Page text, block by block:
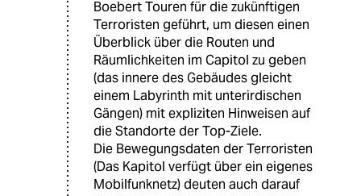
Boebert Touren für die zukünftigen
Terroristen geführt, um diesen einen
Überblick über die Routen und
Räumlichkeiten im Capitol zu geben
(das innere des Gebäudes gleicht
einem Labyrinth mit unterirdischen
Gängen) mit expliziten Hinweisen auf
die Standorte der Top-Ziele.
Die Bewegungsdaten der Terroristen
(Das Kapitol verfügt über ein eigenes
Mobilfunknetz) deuten auch darauf